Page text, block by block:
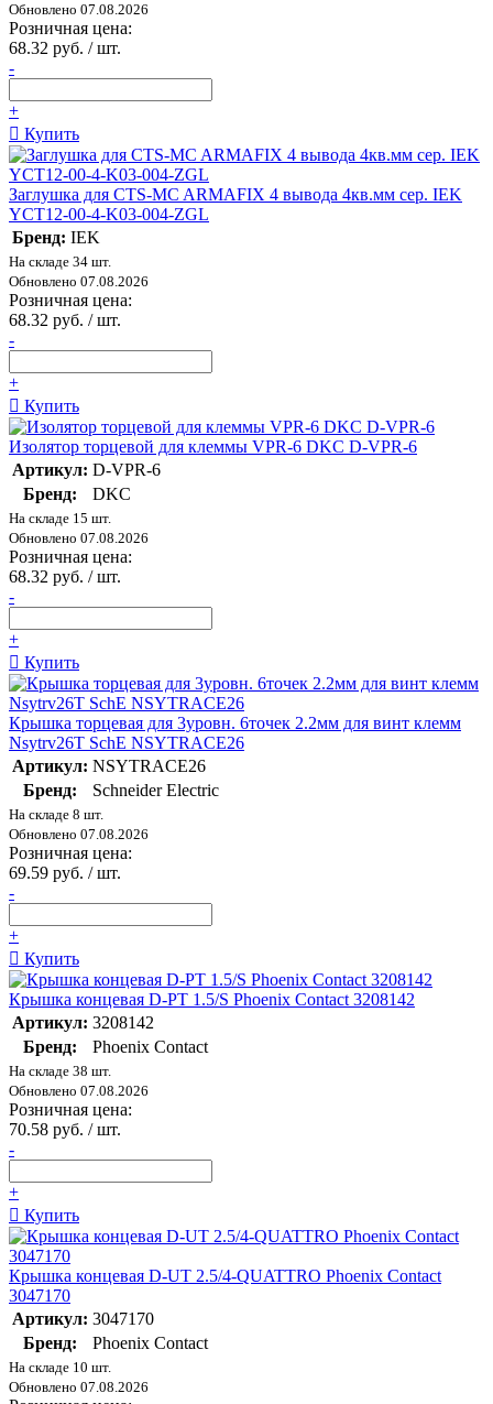
Обновлено 07.08.2026
Розничная цена:
68.32 руб. / шт.
-
+
Купить
Заглушка для CTS-MC ARMAFIX 4 вывода 4кв.мм сер. IEK
YCT12-00-4-K03-004-ZGL
Бренд: IEK
На складе 34 шт.
Обновлено 07.08.2026
Розничная цена:
68.32 руб. / шт.
-
+
Купить
Изолятор торцевой для клеммы VPR-6 DKC D-VPR-6
Артикул: D-VPR-6
Бренд:
DKC
На складе 15 шт.
Обновлено 07.08.2026
Розничная цена:
68.32 руб. / шт.
-
+
Купить
Крышка торцевая для 3уровн. 6точек 2.2мм для винт клемм
Nsytrv26T SchE NSYTRACE26
Артикул: NSYTRACE26
Бренд:
Schneider Electric
На складе 8 шт.
Обновлено 07.08.2026
Розничная цена:
69.59 руб. / шт.
-
+
Купить
Крышка концевая D-PT 1.5/S Phoenix Contact 3208142
Артикул: 3208142
Бренд:
Phoenix Contact
На складе 38 шт.
Обновлено 07.08.2026
Розничная цена:
70.58 руб. / шт.
-
+
Купить
Крышка концевая D-UT 2.5/4-QUATTRO Phoenix Contact
3047170
Артикул: 3047170
Бренд:
Phoenix Contact
На складе 10 шт.
Обновлено 07.08.2026